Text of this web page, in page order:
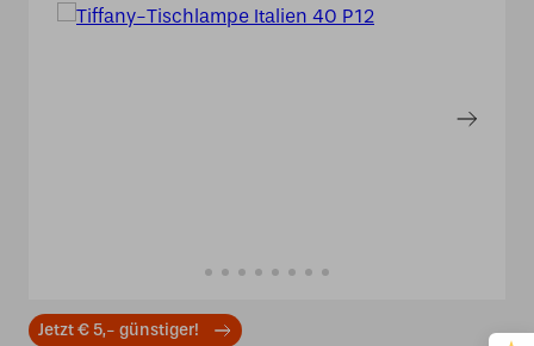
Jetzt € 5,- günstiger!